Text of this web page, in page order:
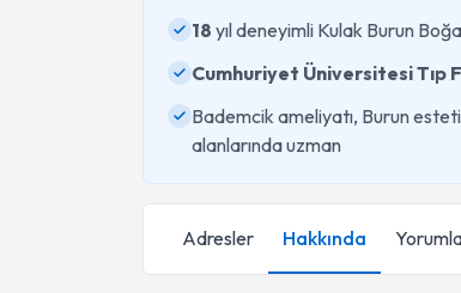
18 yıl deneyimli Kulak Burun
Cumhuriyet Üniversitesi Tıp
Bademcik ameliyatı, Burun
alanlarında uzman
Adresler Hakkında